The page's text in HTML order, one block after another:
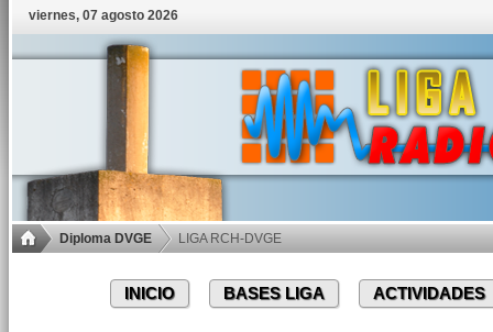
viernes, 07 agosto 2026
Diploma DVGE LIGA RCH-DVGE
INICIO BASES LIGA ACTIVIDADES